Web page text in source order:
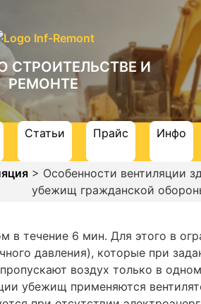
СТРОИТЕЛЬСТВЕ И
РЕМОНТЕ
Статьи Прайс Инфо
> Особенности вентиляции
убежищ гражданской
в течение 6 мин. Для этого в
давления), которые при
воздух только в
убежищ применяются